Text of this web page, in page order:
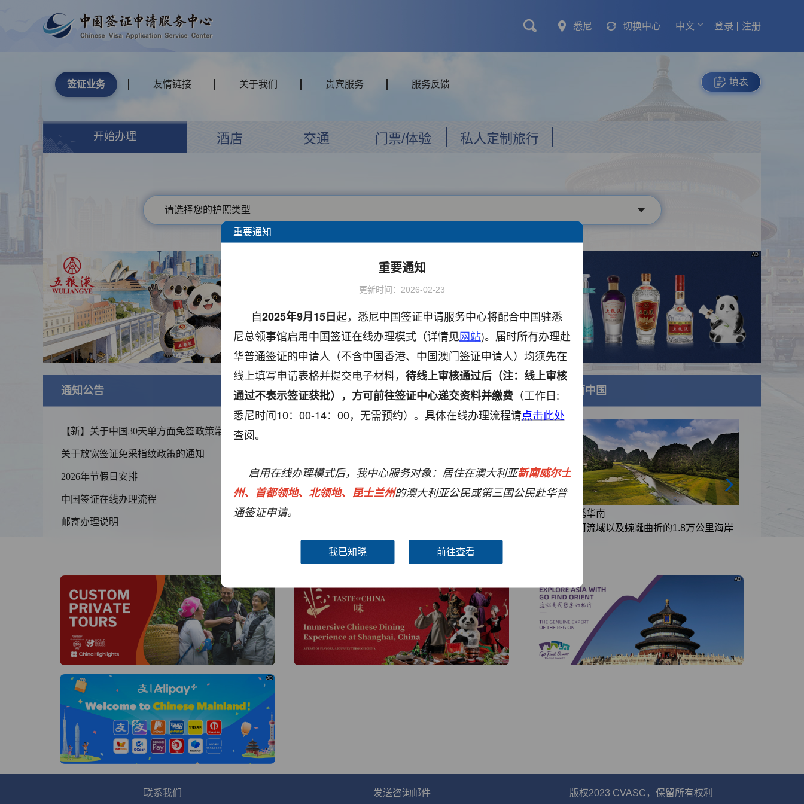
悉尼 切换中心 中文 登录 注册
签证业务 友情链接 关于我们 贵宾服务 服务反馈 填表
开始办理 酒店 交通 门票/体验 私人定制旅行
请选择您的护照类型
AD
通知公告 查看更多
【新】关于中国30天单方面免签政策常见问
关于放宽签证免采指纹政策的通知
2026年节假日安排 2025-12-16
中国签证在线办理流程 2025-09-08
邮寄办理说明
签证信息
如何填写签证申请表
资料下载
美丽中国
锦绣华南
锦绣华南
黄河流域以及蜿蜒曲折的1.8万公里海岸
AD
AD
联系我们 发送咨询邮件 版权2023 CVASC，保留所有权利
重要通知
重要通知
更新时间：2026-02-23
自2025年9月15日起，悉尼中国签证申请服务中心将配合中国驻悉
尼总领事馆启用中国签证在线办理模式（详情见 网站)。届时所有办理赴
华普通签证的申请人 （不含中国香港、中国澳门签证申请人） 均须先在
线上填写申请表格并提交电子材料， 待线上审核通过后（注：线上审核
通过不表示签证获批），方可前往签证中心递交资料并缴费（工作日:
悉尼时间10： 00-14： 00，无需预约）。 具体在线办理流程请点击此处
查阅。
启用在线办理模式后，我中心服务对象：居住在澳大利亚新南威尔士
州、首都领地、北领地、昆士兰州的澳大利亚公民或第三国公民赴华普
通签证申请。
我已知晓 前往查看